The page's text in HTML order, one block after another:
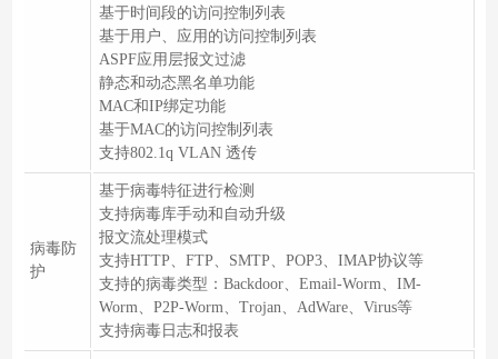
基于时间段的访问控制列表
基于用户、应用的访问控制列表
ASPF应用层报文过滤
静态和动态黑名单功能
MAC和IP绑定功能
基于MAC的访问控制列表
支持802.1q VLAN 透传
病毒防
护
基于病毒特征进行检测
支持病毒库手动和自动升级
报文流处理模式
支持HTTP、FTP、SMTP、POP3、IMAP协议等
支持的病毒类型：Backdoor、Email-Worm、IM-
Worm、P2P-Worm、Trojan、AdWare、Virus等
支持病毒日志和报表